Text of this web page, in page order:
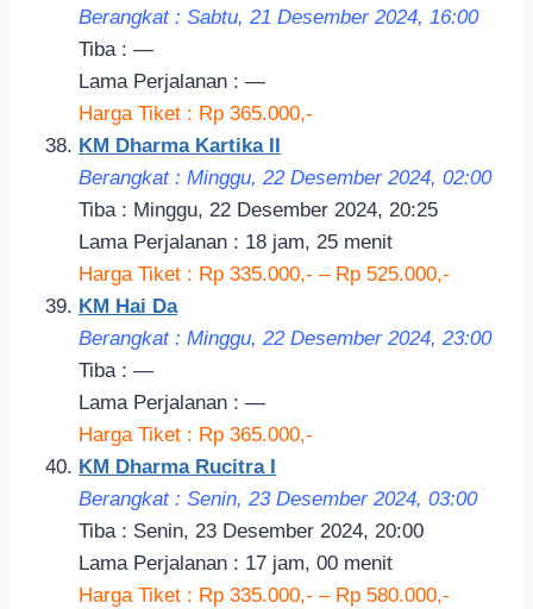
Berangkat : Sabtu, 21 Desember 2024, 16:00
Tiba : —
Lama Perjalanan : —
Harga Tiket : Rp 365.000,-
KM Dharma Kartika II
Berangkat : Minggu, 22 Desember 2024, 02:00
Tiba : Minggu, 22 Desember 2024, 20:25
Lama Perjalanan : 18 jam, 25 menit
Harga Tiket : Rp 335.000,- – Rp 525.000,-
KM Hai Da
Berangkat : Minggu, 22 Desember 2024, 23:00
Tiba : —
Lama Perjalanan : —
Harga Tiket : Rp 365.000,-
KM Dharma Rucitra I
Berangkat : Senin, 23 Desember 2024, 03:00
Tiba : Senin, 23 Desember 2024, 20:00
Lama Perjalanan : 17 jam, 00 menit
Harga Tiket : Rp 335.000,- – Rp 580.000,-